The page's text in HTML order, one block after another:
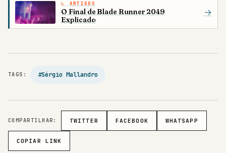
ARTIGOS
O Final de Blade Runner 2049
Explicado
→
TAGS: #Sérgio Mallandro
COMPARTILHAR: TWITTER FACEBOOK WHATSAPP
COPIAR LINK